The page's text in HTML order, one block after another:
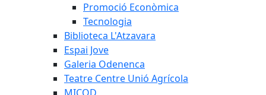
Promoció Econòmica
Tecnologia
Biblioteca L'Atzavara
Espai Jove
Galeria Odenenca
Teatre Centre Unió Agrícola